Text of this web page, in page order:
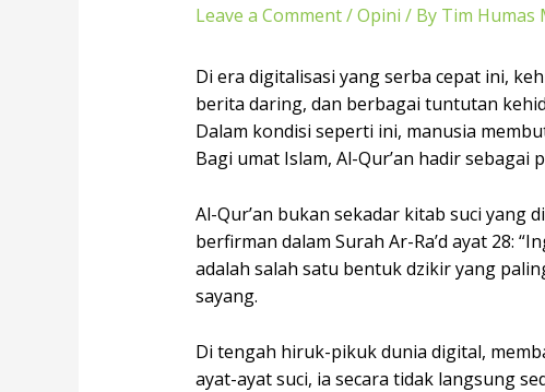
Leave a Comment/Opini / By Tim Humas
Di era digitalisasi yang serba cepat ini,
berita daring, dan berbagai tuntutan
Dalam kondisi seperti ini, manusia
Bagi umat Islam, Al-Qur’an hadir sebagai
Al-Qur’an bukan sekadar kitab suci yang
berfirman dalam Surah Ar-Ra’d ayat 28:
adalah salah satu bentuk dzikir yang
sayang.
Di tengah hiruk-pikuk dunia digital,
ayat-ayat suci, ia secara tidak langsung